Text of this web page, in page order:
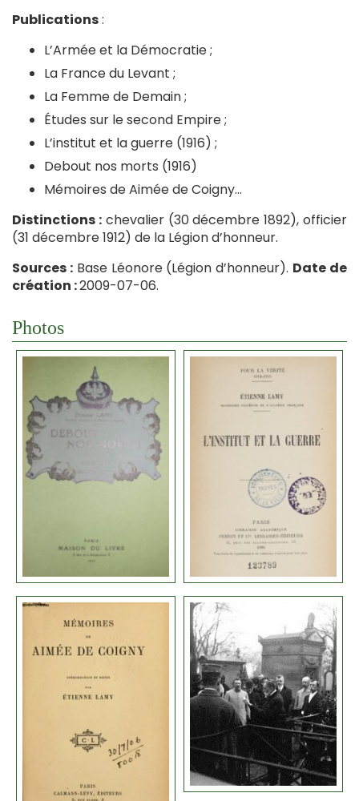
Publications:
L’Armée et la Démocratie ;
La France du Levant ;
La Femme de Demain ;
Études sur le second Empire ;
L’institut et la guerre (1916) ;
Debout nos morts (1916)
Mémoires de Aimée de Coigny…
Distinctions :chevalier (30 décembre 1892), officier
(31 décembre 1912) de la Légion d’honneur.
Sources :Base Léonore (Légion d’honneur). Date de
création :2009-07-06.
Photos